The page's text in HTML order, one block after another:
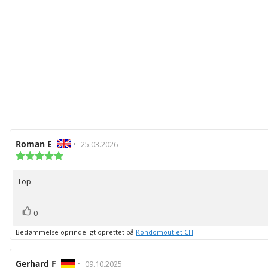
Forfatter
af
Roman E • Bedømmelsesdato:
25.03.2026
Tekst
bedømmelsen:
Top
Stem
op
0
Bedømmelse oprindeligt oprettet på Kondomoutlet CH
Forfatter
Gerhard F • Bedømmelsesdato:
09.10.2025